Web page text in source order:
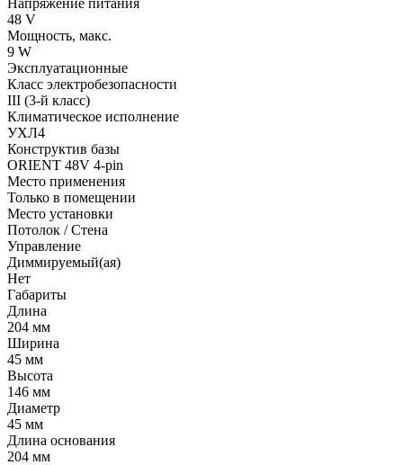
48 V
Мощность, макс.
9 W
Эксплуатационные
Класс электробезопасности
III (3-й класс)
Климатическое исполнение
УХЛ4
Конструктив базы
ORIENT 48V 4-pin
Место применения
Только в помещении
Место установки
Потолок / Cтена
Управление
Диммируемый(ая)
Нет
Габариты
Длина
204 мм
Ширина
45 мм
Высота
146 мм
Диаметр
45 мм
Длина основания
204 мм